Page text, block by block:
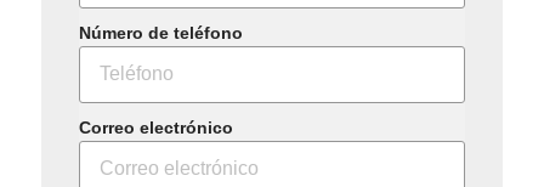
Número de teléfono
Correo electrónico